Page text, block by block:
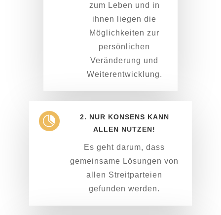
zum Leben und in
ihnen liegen die
Möglichkeiten zur
persönlichen
Veränderung und
Weiterentwicklung.

2. NUR KONSENS KANN
ALLEN NUTZEN!
Es geht darum, dass
gemeinsame Lösungen von
allen Streitparteien
gefunden werden.